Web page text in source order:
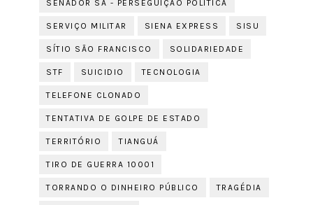
SENADOR SÁ - PERSEGUIÇÃO POLITICA
SERVIÇO MILITAR SIENA EXPRESS SISU
SÍTIO SÃO FRANCISCO SOLIDARIEDADE
STF SUICIDIO TECNOLOGIA
TELEFONE CLONADO
TENTATIVA DE GOLPE DE ESTADO
TERRITÓRIO TIANGUÁ
TIRO DE GUERRA 10001
TORRANDO O DINHEIRO PÚBLICO TRAGÉDIA